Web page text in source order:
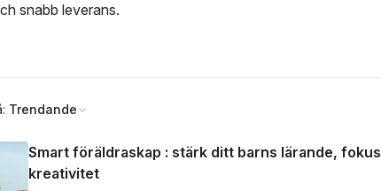
snabb leverans.
Trendande
Smart föräldraskap : stärk ditt barns lärande,
kreativitet